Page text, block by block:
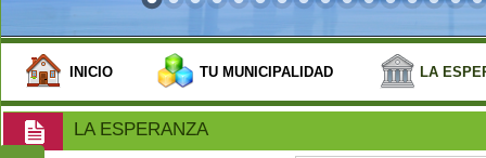
INICIO TU MUNICIPALIDAD LA
LA ESPERANZA